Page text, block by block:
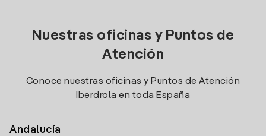
Nuestras oficinas y Puntos de
Atención
Conoce nuestras oficinas y Puntos de Atención
Iberdrola en toda España
Andalucía